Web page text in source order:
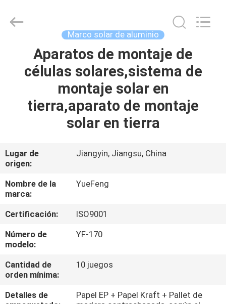
INICIO
PRODUCTOS
VISITA
A
LA
FÁBRICA
CONTROL
DE
Rights
Marco solar de aluminio
Aparatos de montaje de
células solares,sistema de
montaje solar en
tierra,aparato de montaje
solar en tierra
Lugar de
origen:
Jiangyin, Jiangsu, China
Nombre de la
marca:
YueFeng
Certificación:
ISO9001
Número de
modelo:
YF-170
Cantidad de
orden mínima:
10 juegos
Detalles de
Papel EP + Papel Kraft + Pallet de